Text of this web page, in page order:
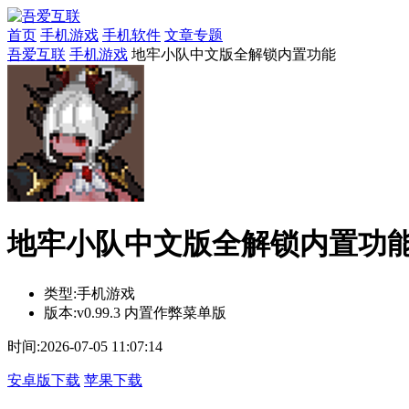
首页 手机游戏 手机软件 文章专题
吾爱互联 手机游戏 地牢小队中文版全解锁内置功能
地牢小队中文版全解锁内置功
类型:手机游戏
版本:v0.99.3 内置作弊菜单版
时间:2026-07-05 11:07:14
安卓版下载 苹果下载